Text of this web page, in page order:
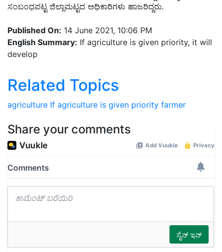
ಸಂಬಂಧಪಟ್ಟ ಜಿಲ್ಲಾಮಟ್ಟದ ಅಧಿಕಾರಿಗಳು ಹಾಜರಿದ್ದರು.
Published On: 14 June 2021, 10:06 PM
English Summary: If agriculture is given priority, it will
develop
Related Topics
agriculture If agriculture is given priority farmer
Share your comments